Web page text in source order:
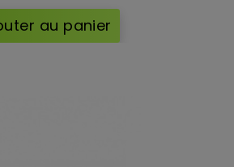
au panier